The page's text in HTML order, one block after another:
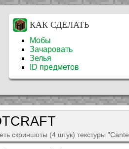
КАК СДЕЛАТЬ
Мобы
Зачаровать
Зелья
ID предметов
скриншоты (4 штук) текстуры